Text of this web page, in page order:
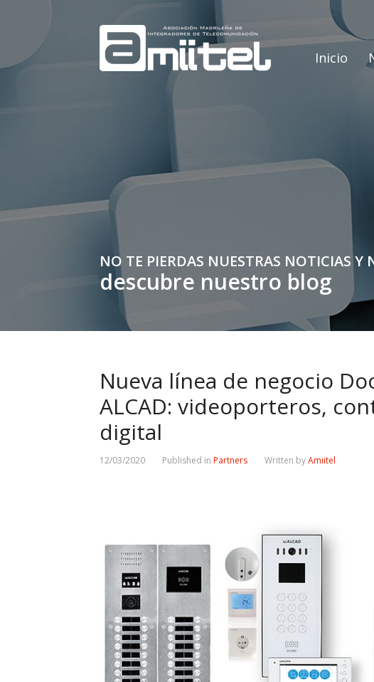
Inicio
NO TE PIERDAS NUESTRAS NOTICIAS Y
descubre nuestro blog
Nueva línea de negocio
ALCAD: videoporteros,
digital
12/03/2020 Published in Partners Written byAmiitel